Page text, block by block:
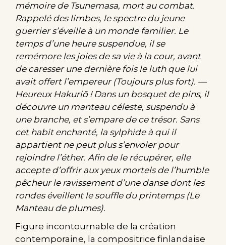
mémoire de Tsunemasa, mort au combat.
Rappelé des limbes, le spectre du jeune
guerrier s’éveille à un monde familier. Le
temps d’une heure suspendue, il se
remémore les joies de sa vie à la cour, avant
de caresser une dernière fois le luth que lui
avait offert l’empereur (Toujours plus fort). —
Heureux Hakuriō ! Dans un bosquet de pins, il
découvre un manteau céleste, suspendu à
une branche, et s’empare de ce trésor. Sans
cet habit enchanté, la sylphide à qui il
appartient ne peut plus s’envoler pour
rejoindre l’éther. Afin de le récupérer, elle
accepte d’offrir aux yeux mortels de l’humble
pêcheur le ravissement d’une danse dont les
rondes éveillent le souffle du printemps (Le
Manteau de plumes).
Figure incontournable de la création
contemporaine, la compositrice finlandaise